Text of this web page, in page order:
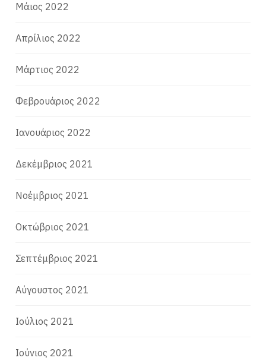
Μάιος 2022
Απρίλιος 2022
Μάρτιος 2022
Φεβρουάριος 2022
Ιανουάριος 2022
Δεκέμβριος 2021
Νοέμβριος 2021
Οκτώβριος 2021
Σεπτέμβριος 2021
Αύγουστος 2021
Ιούλιος 2021
Ιούνιος 2021